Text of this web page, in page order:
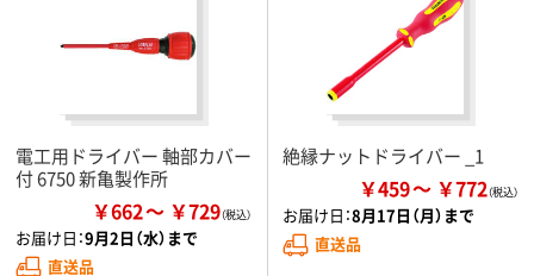
電工用ドライバー 軸部カバー
付 6750 新亀製作所
￥662 ￥729
お届け日：9月2日（水）まで
直送品
絶縁ナットドライバー _1
￥459 ￥772
お届け日：8月17日（月）まで
直送品